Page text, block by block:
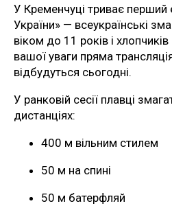
У Кременчуці триває перший
України» — всеукраїнські
віком до 11 років і
вашої уваги пряма
відбудуться сьогодні.
У ранковій сесії плавці
дистанціях:
400 м вільним стилем
50 м на спині
50 м батерфляй